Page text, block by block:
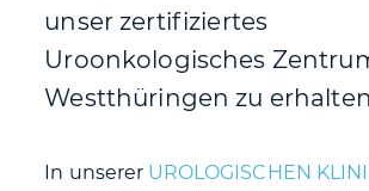
unser zertifiziertes
Uroonkologisches
Westthüringen zu
In unserer UROLOGISCHEN